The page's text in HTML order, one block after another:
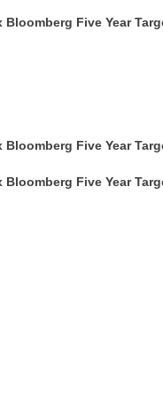
Five Year
Five Year
Five Year